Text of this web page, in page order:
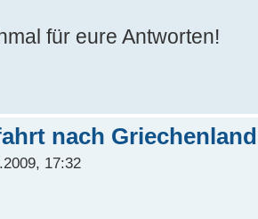
für eure Antworten!
nach Griechenland
17:32